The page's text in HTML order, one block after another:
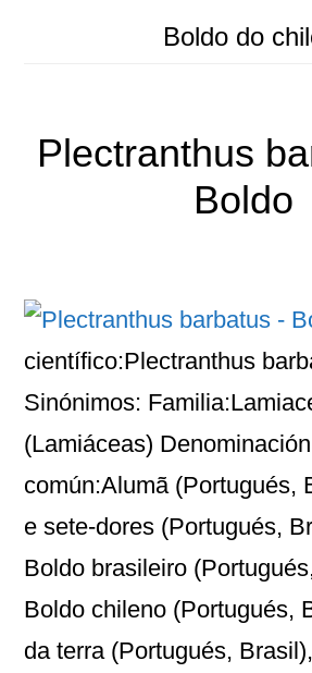
Boldo do
Plectranthus
Boldo
científico:Plectranthus
Sinónimos:
(Lamiáceas)
común:Alumã (Portugués,
e sete-dores (Portugués,
Boldo brasileiro
Boldo chileno (Portugués,
da terra (Portugués,